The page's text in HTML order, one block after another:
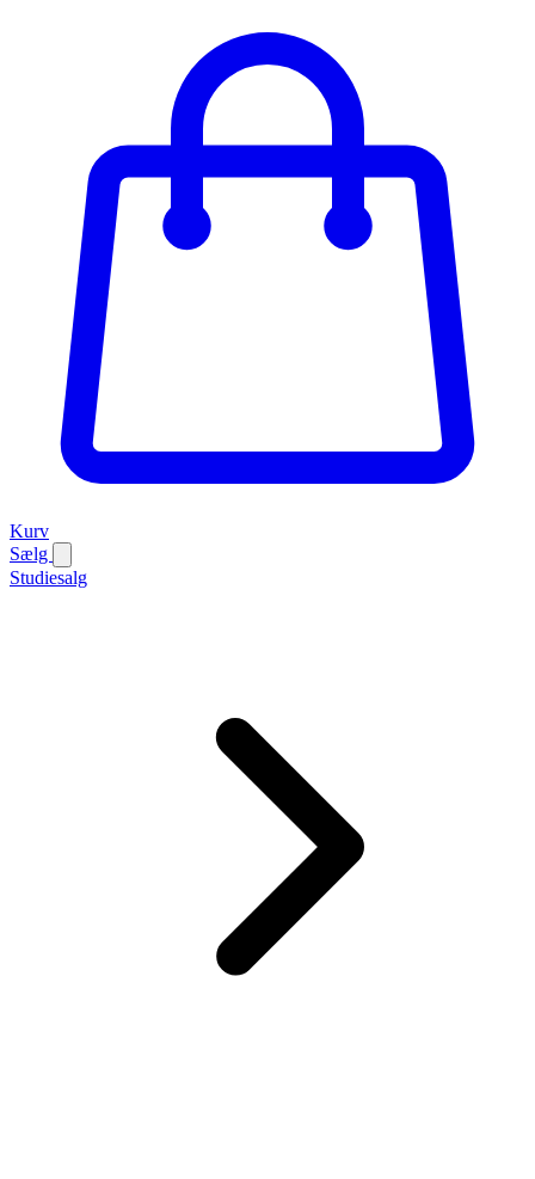
Kurv
Sælg
Studiesalg